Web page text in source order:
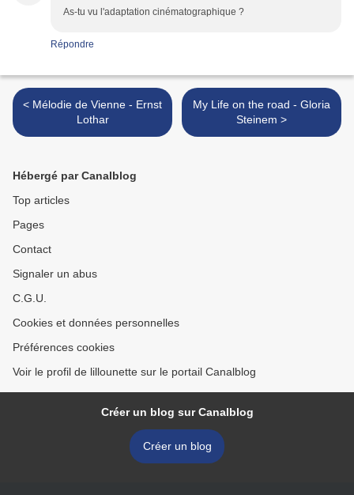
As-tu vu l'adaptation cinématographique ?
Répondre
< Mélodie de Vienne - Ernst
Lothar
My Life on the road - Gloria
Steinem >
Hébergé par Canalblog
Top articles
Pages
Contact
Signaler un abus
C.G.U.
Cookies et données personnelles
Préférences cookies
Voir le profil de lillounette sur le portail Canalblog
Créer un blog sur Canalblog
Créer un blog